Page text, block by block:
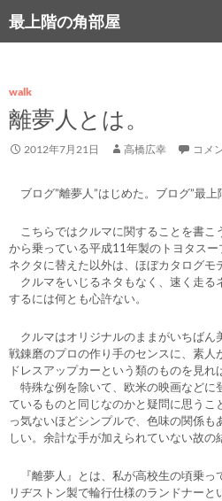
ン
テ
へ
ス
キ
最上階の角部屋
索
walk
離夢人とは。
2012年7月21日 高橋広幸 コメ
ブログ”離夢人”はじめた。ブログ”最上
こちらではクルマに関することを書こ
から乗っている平成11年製のトヨタスー
ネクタに替えた以外は、ほぼカタログモ
クルマをいじるネタもなく、速く走る
するには何とも心許ない。
クルマはオリジナルのままがいちばん
戦錬磨のプロの作り手のセンスに、素人
ドレスアップカーという類のものを見れ
特殊な例を除いて、欧米の映画などに
ているものと同じなのかと疑問に思うこ
っ気ないほどシンプルで、色味の関係
しい。余計な手が加えられていない故の
『離夢人』とは、私が高校生の頃乗っ
リヂストン製で輪行仕様のランドナー